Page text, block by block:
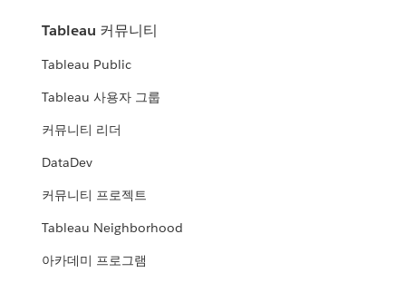
Tableau 커뮤니티
Tableau Public
Tableau 사용자 그룹
커뮤니티 리더
DataDev
커뮤니티 프로젝트
Tableau Neighborhood
아카데미 프로그램